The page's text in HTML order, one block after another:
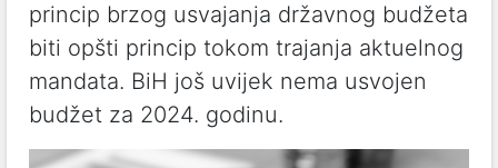
princip brzog usvajanja državnog budžeta
biti opšti princip tokom trajanja aktuelnog
mandata. BiH još uvijek nema usvojen
budžet za 2024. godinu.